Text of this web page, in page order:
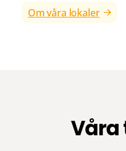
Om våra lokaler
Våra